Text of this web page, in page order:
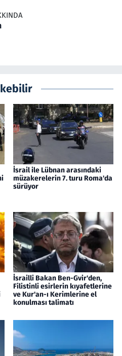
İsrail ile Lübnan arasındaki
müzakerelerin 7. turu Roma'da
sürüyor
İsrailli Bakan Ben-Gvir'den,
Filistinli esirlerin kıyafetlerine
ve Kur'an-ı Kerimlerine el
konulması talimatı